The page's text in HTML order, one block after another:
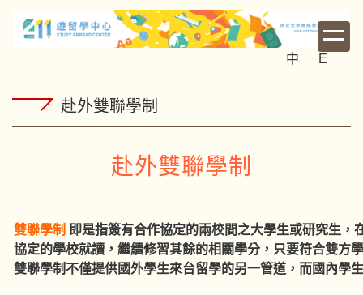
區
中 E
赴外雙聯學制
赴外雙聯學制
雙聯學制 即是指簽有合作協定的兩校間之大學生或研究生
協定的學校就讀，繼續修習其餘的相關學分，只要符合雙方
雙聯學制不僅提供國外學生來台留學的另一管道，而國內學